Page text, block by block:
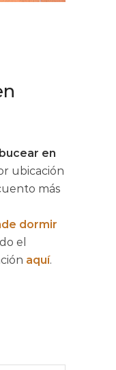
bucear en
ubicación
más
dormir
el
aquí.